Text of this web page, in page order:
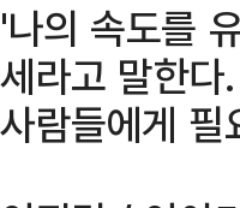
'나의 속도를
세라고 말한
사람들에게